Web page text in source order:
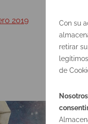
Con su
retirar
de
2019